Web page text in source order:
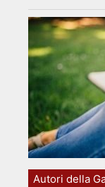
Autori della